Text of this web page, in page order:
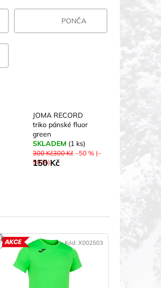
PONČA
JOMA RECORD
triko pánské fluor
green
SKLADEM (1 ks)
300 Kč300 Kč –50 % (–
50 %)
150 Kč
AKCE
Kód: X002503